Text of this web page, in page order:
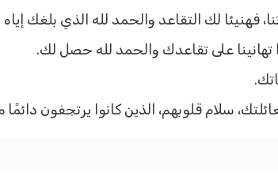
فهنيئا لك التقاعد والحمد لله الذي بلغك
تهانينا على تقاعدك والحمد لله حصل لك.
سلام قلوبهم، الذين كانوا يرتجفون